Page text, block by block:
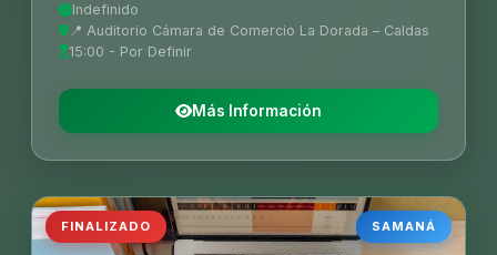
Indefinido
📍 Auditorio Cámara de Comercio La Dorada – Caldas
15:00 - Por Definir
Más Información
SAMANÁ
FINALIZADO